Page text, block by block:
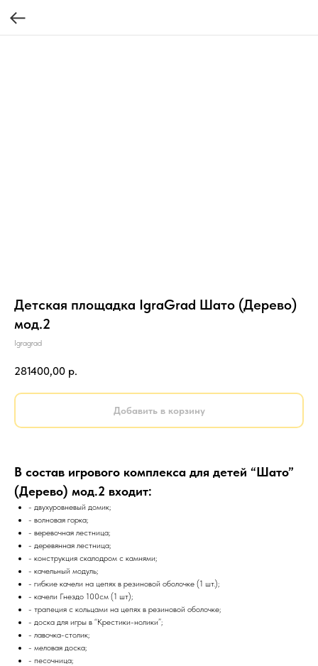
Детская площадка IgraGrad Шато (Дерево)
мод.2
Igragrad
281400,00 р.
Добавить в корзину
В состав игрового комплекса для детей “Шато”
(Дерево) мод.2 входит:
- двухуровневый домик;
- волновая горка;
- веревочная лестница;
- деревянная лестница;
- конструкция скалодром с камнями;
- качельный модуль;
- гибкие качели на цепях в резиновой оболочке (1 шт.);
- качели Гнездо 100см (1 шт);
- трапеция с кольцами на цепях в резиновой оболочке;
- доска для игры в “Крестики-нолики”;
- лавочка-столик;
- меловая доска;
- песочница;